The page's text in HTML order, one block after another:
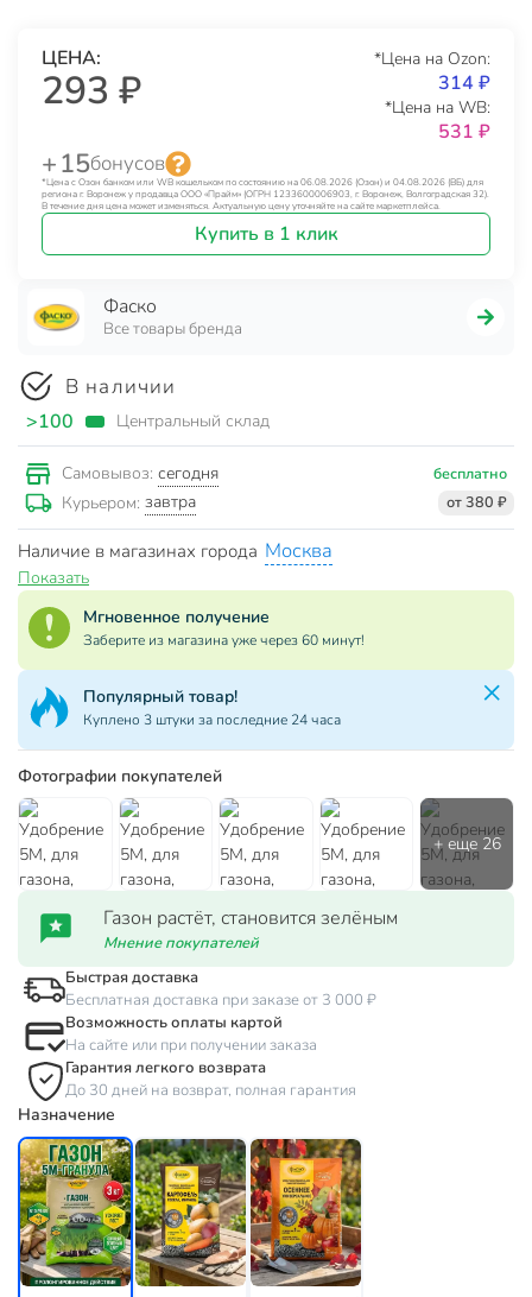
ЦЕНА:
293 ₽
*Цена на Ozon:
314 ₽
*Цена на WB:
531 ₽
+ 15бонусов
*Цена с Озон банком или WB кошельком по состоянию на 06.08.2026 (Озон) и 04.08.2026 (ВБ) для
региона г. Воронеж у продавца ООО «Прайм» (ОГРН 1233600006903, г. Воронеж, Волгоградская 32).
В течение дня цена может изменяться. Актуальную цену уточняйте на сайте маркетплейса.
Купить в 1 клик
Фаско
Все товары бренда
В наличии
>100 Центральный склад
Самовывоз: сегодня бесплатно
Курьером: завтра от 380 ₽
Наличие в магазинах города Москва
Показать
Мгновенное получение
Заберите из магазина уже через 60 минут!
Популярный товар!
Куплено 3 штуки за последние 24 часа
Фотографии покупателей
Газон растёт, становится зелёным
Мнение покупателей
Быстрая доставка
Бесплатная доставка при заказе от 3 000 ₽
Возможность оплаты картой
На сайте или при получении заказа
Гарантия легкого возврата
До 30 дней на возврат, полная гарантия
Назначение